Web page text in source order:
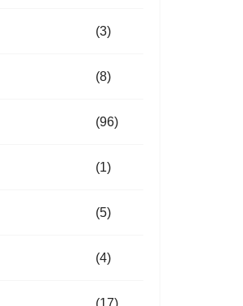
(3)
(8)
(96)
(1)
(5)
(4)
(17)